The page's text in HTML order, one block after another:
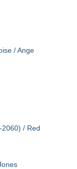
/ Ange
/ Red